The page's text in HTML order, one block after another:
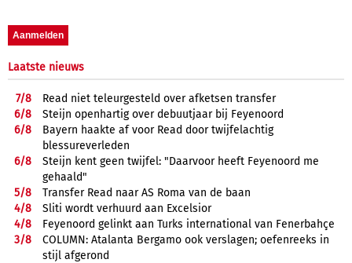
Laatste nieuws
7/8
Read niet teleurgesteld over afketsen transfer
6/8
Steijn openhartig over debuutjaar bij Feyenoord
6/8
Bayern haakte af voor Read door twijfelachtig
blessureverleden
6/8
Steijn kent geen twijfel: "Daarvoor heeft Feyenoord me
gehaald"
5/8
Transfer Read naar AS Roma van de baan
4/8
Sliti wordt verhuurd aan Excelsior
4/8
Feyenoord gelinkt aan Turks international van Fenerbahçe
3/8
COLUMN: Atalanta Bergamo ook verslagen; oefenreeks in
stijl afgerond